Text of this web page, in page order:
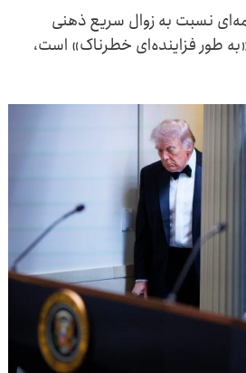
در نامه‌ای نسبت به زوال سریع ذهنی
طور فزاینده‌ای خطرناک» است،